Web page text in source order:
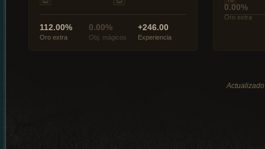
112.00%
Oro extra
0.00%
Obj. mágicos
+246.00
Experiencia
0.00%
Oro extra